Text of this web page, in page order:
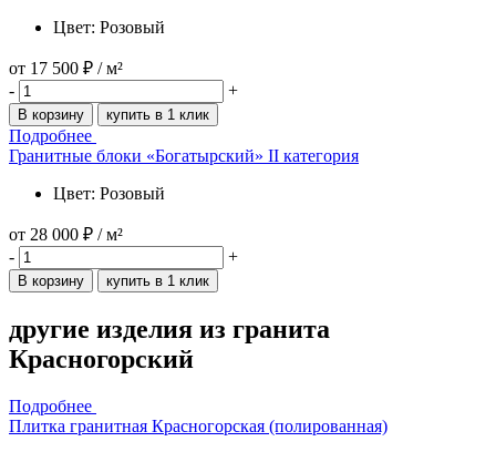
Цвет: Розовый
от 17 500 ₽ / м²
-
+
В корзину купить в 1 клик
Подробнее
Гранитные блоки «Богатырский» II категория
Цвет: Розовый
от 28 000 ₽ / м²
-
+
В корзину купить в 1 клик
другие изделия из гранита
Красногорский
Подробнее
Плитка гранитная Красногорская (полированная)